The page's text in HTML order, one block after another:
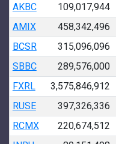
AKBC
109,017,944
AMIX
458,342,496
BCSR
315,096,096
SBBC
289,576,000
FXRL
3,575,846,912
RUSE
397,326,336
RCMX
220,674,512